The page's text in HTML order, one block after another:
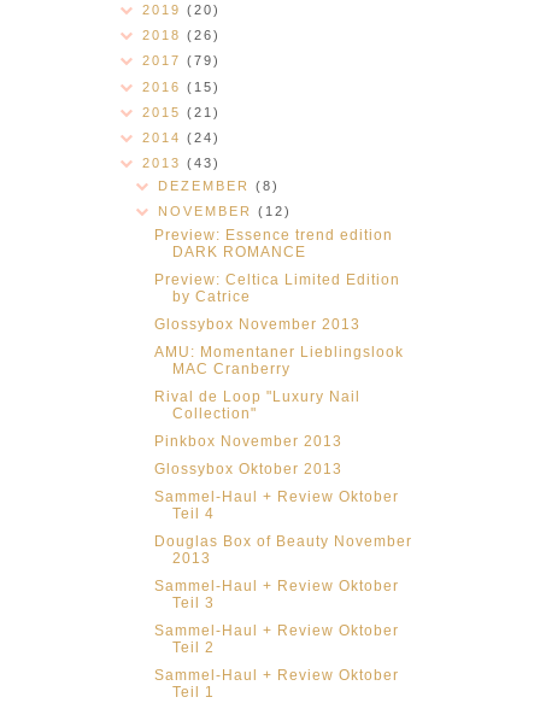
2019 (20)
2018 (26)
2017 (79)
2016 (15)
2015 (21)
2014 (24)
2013 (43)
DEZEMBER(8)
NOVEMBER(12)
Preview: Essence trend edition
DARK ROMANCE
Preview: Celtica Limited Edition
by Catrice
Glossybox November 2013
AMU: Momentaner Lieblingslook
MAC Cranberry
Rival de Loop "Luxury Nail
Collection"
Pinkbox November 2013
Glossybox Oktober 2013
Sammel-Haul + Review Oktober
Teil 4
Douglas Box of Beauty November
2013
Sammel-Haul + Review Oktober
Teil 3
Sammel-Haul + Review Oktober
Teil 2
Sammel-Haul + Review Oktober
Teil 1